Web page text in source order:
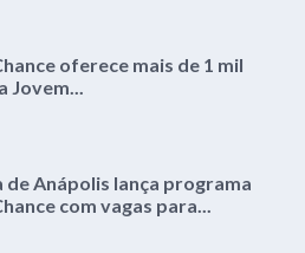
oferece mais de 1 mil
Jovem...
Anápolis lança programa
com vagas para...